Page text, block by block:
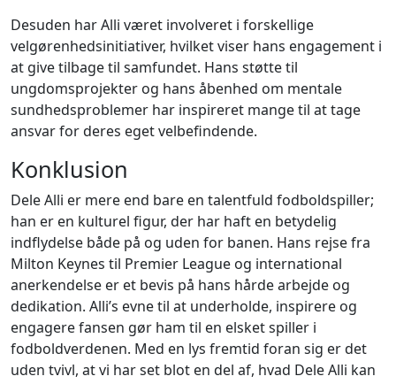
Desuden har Alli været involveret i forskellige
velgørenhedsinitiativer, hvilket viser hans engagement i
at give tilbage til samfundet. Hans støtte til
ungdomsprojekter og hans åbenhed om mentale
sundhedsproblemer har inspireret mange til at tage
ansvar for deres eget velbefindende.
Konklusion
Dele Alli er mere end bare en talentfuld fodboldspiller;
han er en kulturel figur, der har haft en betydelig
indflydelse både på og uden for banen. Hans rejse fra
Milton Keynes til Premier League og international
anerkendelse er et bevis på hans hårde arbejde og
dedikation. Alli’s evne til at underholde, inspirere og
engagere fansen gør ham til en elsket spiller i
fodboldverdenen. Med en lys fremtid foran sig er det
uden tvivl, at vi har set blot en del af, hvad Dele Alli kan